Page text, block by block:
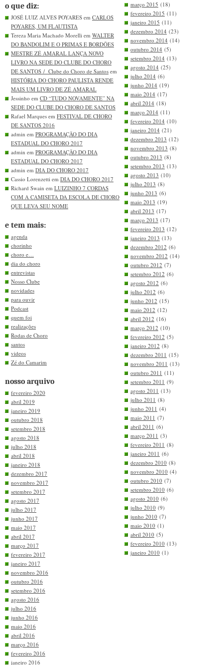
o que diz:
JOSÉ LUIZ ALVES POYARES em CARLOS
POYARES, UM FLAUTISTA
Tereza Maria Machado Morelli em WALTER
DO BANDOLIM E O PRIMAS E BORDÕES
MESTRE ZÉ AMARAL LANÇA NOVO
LIVRO NA SEDE DO CLUBE DO CHORO
DE SANTOS / Clube do Choro de Santos em
HISTÓRIA DO CHORO PAULISTA RENDE
MAIS UM LIVRO DE ZÉ AMARAL
Jessinho em CD “TUDO NOVAMENTE” NA
SEDE DO CLUBE DO CHORO DE SANTOS
Rafael Marques em FESTIVAL DE CHORO
DE SANTOS 2016
admin em PROGRAMAÇÃO DO DIA
ESTADUAL DO CHORO 2017
admin em PROGRAMAÇÃO DO DIA
ESTADUAL DO CHORO 2017
admin em DIA DO CHORO 2017
Cassio Lorenzetti em DIA DO CHORO 2017
Richard Swain em LUIZINHO 7 CORDAS
COM A CAMISETA DA ESCOLA DE CHORO
QUE LEVA SEU NOME
e tem mais:
agenda
chorinho
choro e…
dia do choro
entrevistas
Nosso Clube
novidades
para ouvir
Podcast
quem foi
realizações
Rodas de Choro
santos
videos
Zé do Camarim
nosso arquivo
fevereiro 2020
abril 2019
janeiro 2019
outubro 2018
setembro 2018
agosto 2018
julho 2018
abril 2018
janeiro 2018
dezembro 2017
novembro 2017
setembro 2017
agosto 2017
julho 2017
junho 2017
maio 2017
abril 2017
março 2017
fevereiro 2017
janeiro 2017
novembro 2016
outubro 2016
setembro 2016
agosto 2016
julho 2016
junho 2016
maio 2016
abril 2016
março 2016
fevereiro 2016
janeiro 2016
março 2015 (18)
fevereiro 2015 (11)
janeiro 2015 (11)
dezembro 2014 (23)
novembro 2014 (14)
outubro 2014 (5)
setembro 2014 (13)
agosto 2014 (25)
julho 2014 (6)
junho 2014 (19)
maio 2014 (17)
abril 2014 (18)
março 2014 (11)
fevereiro 2014 (10)
janeiro 2014 (21)
dezembro 2013 (12)
novembro 2013 (8)
outubro 2013 (8)
setembro 2013 (13)
agosto 2013 (10)
julho 2013 (8)
junho 2013 (6)
maio 2013 (19)
abril 2013 (17)
março 2013 (17)
fevereiro 2013 (12)
janeiro 2013 (13)
dezembro 2012 (6)
novembro 2012 (14)
outubro 2012 (7)
setembro 2012 (6)
agosto 2012 (6)
julho 2012 (6)
junho 2012 (15)
maio 2012 (12)
abril 2012 (16)
março 2012 (10)
fevereiro 2012 (5)
janeiro 2012 (8)
dezembro 2011 (15)
novembro 2011 (13)
outubro 2011 (11)
setembro 2011 (9)
agosto 2011 (13)
julho 2011 (8)
junho 2011 (4)
maio 2011 (7)
abril 2011 (6)
março 2011 (3)
fevereiro 2011 (8)
janeiro 2011 (6)
dezembro 2010 (8)
novembro 2010 (4)
outubro 2010 (7)
setembro 2010 (6)
agosto 2010 (6)
julho 2010 (9)
junho 2010 (7)
maio 2010 (1)
abril 2010 (5)
fevereiro 2010 (13)
janeiro 2010 (1)